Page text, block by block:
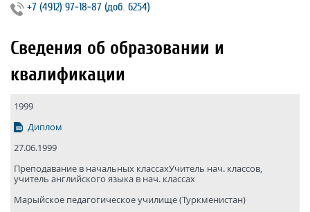
+7 (4912) 97‐18‐87 (доб. 6254)
Сведения об образовании и
квалификации
1999
Диплом
27.06.1999
Преподавание в начальных классахУчитель нач. классов,
учитель английского языка в нач. классах
Марыйское педагогическое училище (Туркменистан)